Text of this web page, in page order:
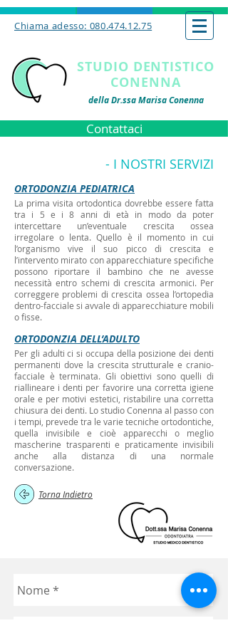
STUDIO DENTISTICO
CONENNA
Chiama adesso: 080.474.12.75
Contattaci
della Dr.ssa Marisa Conenna
ORTODONZIA PEDIATRICA
La prima visita ortodontica dovrebbe essere fatta
tra i 5 e i 8 anni di età in modo da poter
intercettare un’eventuale crescita ossea
irregolare o lenta. Quello è il momento in cui
l’organismo vive il suo picco di crescita e
l’intervento mirato con apparecchiature specifiche
possono riportare il bambino che ne avesse
necessità entro schemi di crescita armonici. Per
correggere problemi di crescita ossea l’ortopedia
dentro-facciale si avvale di apparecchiature mobili
o fisse.
- I NOSTRI SERVIZI
Torna Indietro
ORTODONZIA DELL’ADULTO
Per gli adulti ci si occupa della posizione dei denti
permanenti dove la crescita strutturale e cranio-
facciale è terminata. Gli obiettivi sono quelli di
riallineare i denti per favorire una corretta igiene
orale e per motivi estetici, ristabilire una corretta
chiusura dei denti. Lo studio Conenna al passo con
i tempi, prevede tra le varie tecniche ortodontiche,
quella invisibile e cioè apparecchi o meglio
mascherine trasparenti e praticamente invisibili
anche alla distanza di una normale
conversazione.